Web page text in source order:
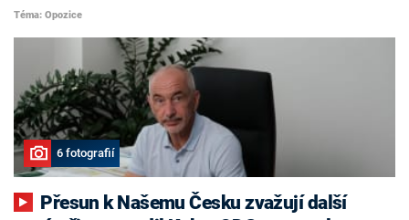
Téma: Opozice
6 fotografií